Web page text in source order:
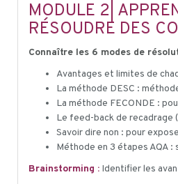
MODULE 2|
RÉSOUDRE DES
Connaître les 6 modes de
Avantages et limites de
La méthode DESC :
La méthode FECONDE :
Le feed-back de recadrage
Savoir dire non : pour
Méthode en 3 étapes AQA
Brainstorming : Identifier les